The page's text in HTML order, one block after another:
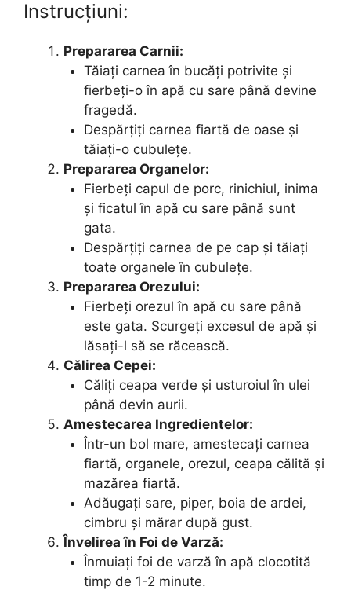
Instrucțiuni:
Prepararea Carnii:
Tăiați carnea în bucăți potrivite și
fierbeți-o în apă cu sare până devine
fragedă.
Despărțiți carnea fiartă de oase și
tăiați-o cubulețe.
Prepararea Organelor:
Fierbeți capul de porc, rinichiul, inima
și ficatul în apă cu sare până sunt
gata.
Despărțiți carnea de pe cap și tăiați
toate organele în cubulețe.
Prepararea Orezului:
Fierbeți orezul în apă cu sare până
este gata. Scurgeți excesul de apă și
lăsați-l să se răcească.
Călirea Cepei:
Căliți ceapa verde și usturoiul în ulei
până devin aurii.
Amestecarea Ingredientelor:
Într-un bol mare, amestecați carnea
fiartă, organele, orezul, ceapa călită și
mazărea fiartă.
Adăugați sare, piper, boia de ardei,
cimbru și mărar după gust.
Învelirea în Foi de Varză:
Înmuiați foi de varză în apă clocotită
timp de 1-2 minute.